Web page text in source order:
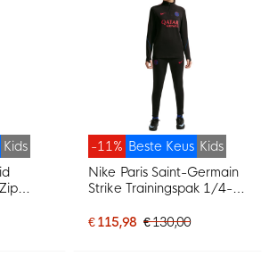
Kids
Wit
Beste Keus
-11%
Kids
Nike Paris Saint-Germain
Strike Trainingspak 1/4-
Zwart Felrood
€ 115,98 € 130,00